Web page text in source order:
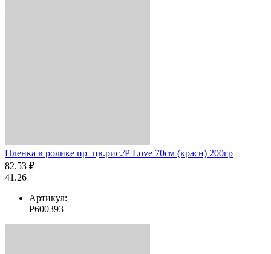
Пленка в ролике пр+цв.рис./Р Love 70см (красн) 200гр
82.53 ₽
41.26
Артикул:
Р600393